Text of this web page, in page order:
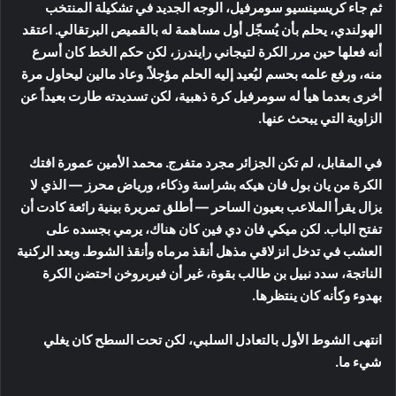
ثم جاء كريسينسيو سومرفيل، الوجه الجديد في تشكيلة المنتخب
الهولندي، يحلم بأن يُسجّل أول مساهمة له بالقميص البرتقالي. اعتقد
أنه فعلها حين مرر الكرة لتيجاني رايندرز، لكن حكم الخط كان أسرع
منه، ورفع علمه بحسم ليُعيد إليه الحلم مؤجلاً. وعاد مالين ليحاول مرة
أخرى بعدما هيأ له سومرفيل كرة ذهبية، لكن تسديدته طارت بعيداً عن
الزاوية التي يبحث عنها.
في المقابل، لم تكن الجزائر مجرد متفرج. محمد الأمين عمورة افتك
الكرة من يان بول فان هيكه بشراسة وذكاء، ورياض محرز — الذي لا
يزال يقرأ الملاعب بعيون الساحر — أطلق تمريرة بينية رائعة كادت أن
تفتح الباب. لكن ميكي فان دي فين كان هناك، يرمي بجسده على
العشب في تدخل انزلاقي مذهل أنقذ مرماه وأنقذ الشوط. وبعد الركنية
الناتجة، سدد نبيل بن طالب بقوة، غير أن فيربروخن احتضن الكرة
بهدوء وكأنه كان ينتظرها.
انتهى الشوط الأول بالتعادل السلبي، لكن تحت السطح كان يغلي
شيء ما.